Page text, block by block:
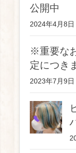
公開中
2024年4月8日
※重要な
定につき
2023年7月9日